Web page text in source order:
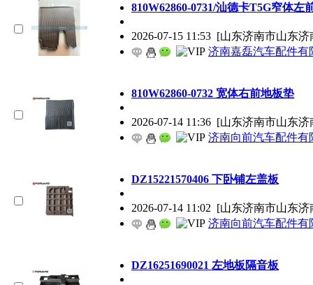
810W62860-0731/汕德卡T5G窄体左
2026-07-15 11:53 [山东济南市山东
济南嘉磊汽车配件有
810W62860-0732 宽体右前地板垫
2026-07-14 11:36 [山东济南市山东
济南向前汽车配件有
DZ15221570406 下卧铺左盖板
2026-07-14 11:02 [山东济南市山东
济南向前汽车配件有
DZ16251690021 左地板隔音板